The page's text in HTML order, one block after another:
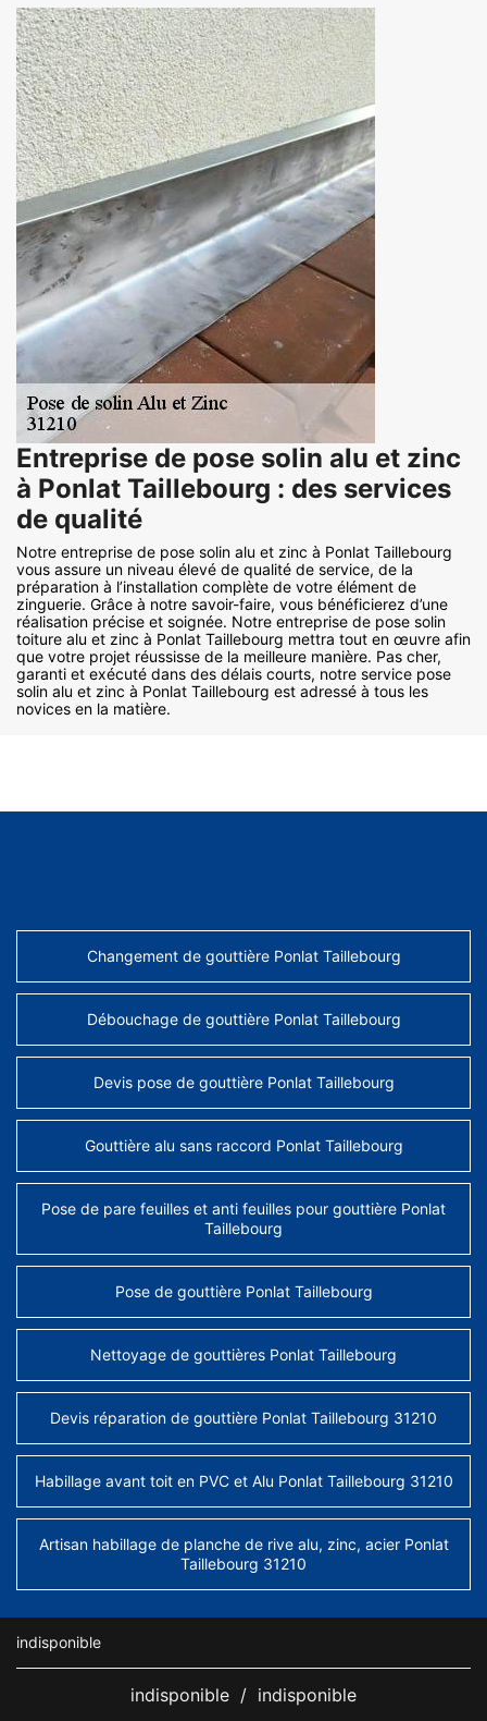
Entreprise de pose solin alu et zinc
à Ponlat Taillebourg : des services
de qualité
Notre entreprise de pose solin alu et zinc à Ponlat Taillebourg
vous assure un niveau élevé de qualité de service, de la
préparation à l’installation complète de votre élément de
zinguerie. Grâce à notre savoir-faire, vous bénéficierez d’une
réalisation précise et soignée. Notre entreprise de pose solin
toiture alu et zinc à Ponlat Taillebourg mettra tout en œuvre afin
que votre projet réussisse de la meilleure manière. Pas cher,
garanti et exécuté dans des délais courts, notre service pose
solin alu et zinc à Ponlat Taillebourg est adressé à tous les
novices en la matière.
Changement de gouttière Ponlat Taillebourg
Débouchage de gouttière Ponlat Taillebourg
Devis pose de gouttière Ponlat Taillebourg
Gouttière alu sans raccord Ponlat Taillebourg
Pose de pare feuilles et anti feuilles pour gouttière Ponlat
Taillebourg
Pose de gouttière Ponlat Taillebourg
Nettoyage de gouttières Ponlat Taillebourg
Devis réparation de gouttière Ponlat Taillebourg 31210
Habillage avant toit en PVC et Alu Ponlat Taillebourg 31210
Artisan habillage de planche de rive alu, zinc, acier Ponlat
Taillebourg 31210
indisponible
indisponible / indisponible